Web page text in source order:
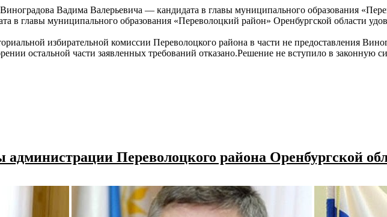
Вадима Валерьевича — кандидата в главы муниципального образования
в главы муниципального образования «Переволоцкий район» Оренбургской области
избирательной комиссии Переволоцкого района в части не предоставления
остальной части заявленных требований отказано.Решение не вступило в законную
Переволоцкого района Оренбургской